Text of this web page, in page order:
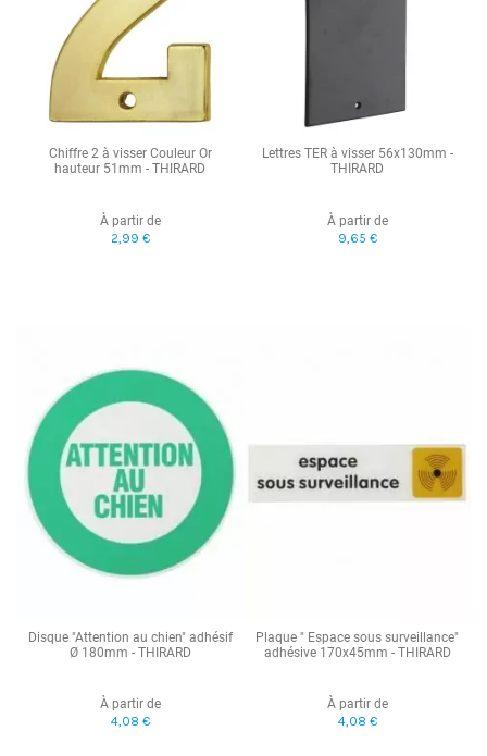
Chiffre 2 à visser Couleur Or
hauteur 51mm - THIRARD
À partir de
2,99 €
Lettres TER à visser 56x130mm -
THIRARD
À partir de
9,65 €
Disque "Attention au chien" adhésif
Ø 180mm - THIRARD
À partir de
4,08 €
Plaque " Espace sous surveillance"
adhésive 170x45mm - THIRARD
À partir de
4,08 €